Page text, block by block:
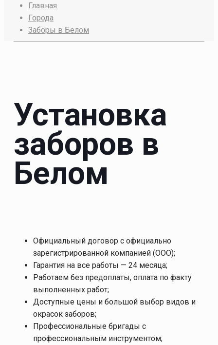
Главная
Города
Заборы в Белом
Установка
заборов в
Белом
Официальный договор с официально
зарегистрированной компанией (ООО);
Гарантия на все работы — 24 месяца;
Работаем без предоплаты, оплата по факту
выполненных работ;
Доступные цены и большой выбор видов и
окрасок заборов;
Профессиональные бригады с
профессиональным инструментом;